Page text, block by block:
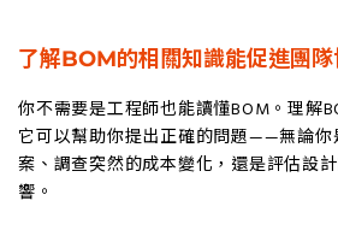
了解BOM的相關知識能促進團隊
你不需要是工程師也能讀懂BOM。理解
它可以幫助你提出正確的問題——無論你
案、調查突然的成本變化，還是評估設
響。